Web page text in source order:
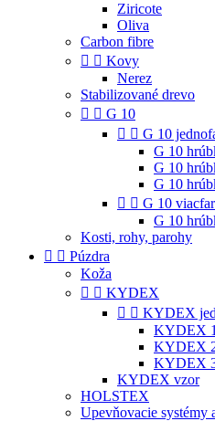
Ziricote
Oliva
Carbon fibre
  Kovy
Nerez
Stabilizované drevo
  G 10
  G 10
G 10
G 10
G 10
  G 10
G 10
Kosti, rohy, parohy
  Púzdra
Koža
  KYDEX
  KYDEX
KYDEX
KYDEX
KYDEX
KYDEX vzor
HOLSTEX
Upevňovacie systémy